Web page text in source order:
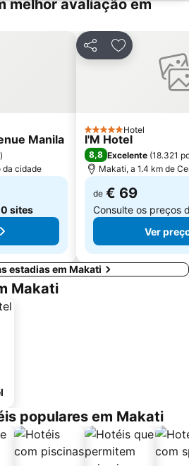
melhor avaliação em
Manila
)
da cidade
sites
PartilharAdicionar
5 EstrelasHotel
I'M Hotel
8,8 Excelente (18.321
Makati, a 1.4 km de
de € 69
Consulte os preços
Ver
estadias em Makati
Makati
populares em Makati